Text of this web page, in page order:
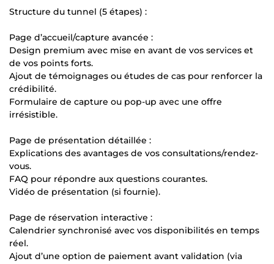
Structure du tunnel (5 étapes) :
Page d’accueil/capture avancée :
Design premium avec mise en avant de vos services et
de vos points forts.
Ajout de témoignages ou études de cas pour renforcer la
crédibilité.
Formulaire de capture ou pop-up avec une offre
irrésistible.
Page de présentation détaillée :
Explications des avantages de vos consultations/rendez-
vous.
FAQ pour répondre aux questions courantes.
Vidéo de présentation (si fournie).
Page de réservation interactive :
Calendrier synchronisé avec vos disponibilités en temps
réel.
Ajout d’une option de paiement avant validation (via